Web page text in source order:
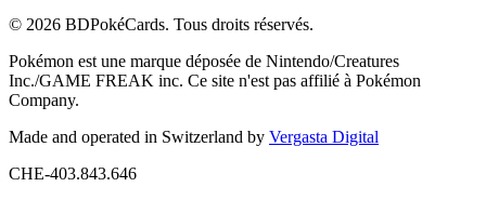
© 2026 BDPokéCards. Tous droits réservés.
Pokémon est une marque déposée de Nintendo/Creatures
Inc./GAME FREAK inc. Ce site n'est pas affilié à Pokémon
Company.
Made and operated in Switzerland by Vergasta Digital
CHE-403.843.646